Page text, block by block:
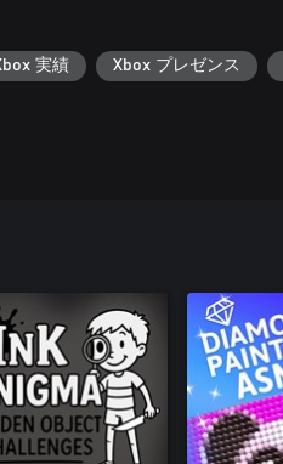
実績 Xbox プレゼンス